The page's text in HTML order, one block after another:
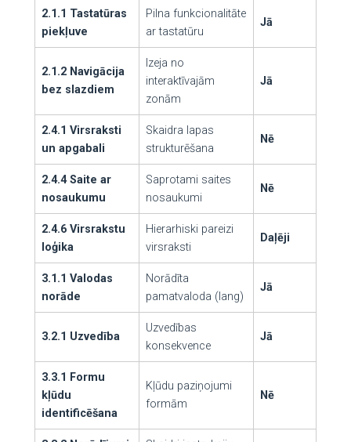
2.1.1 Tastatūras
piekļuve
Pilna funkcionalitāte
ar tastatūru
Jā
2.1.2 Navigācija
bez slazdiem
Izeja no
interaktīvajām
zonām
Jā
2.4.1 Virsraksti
un apgabali
Skaidra lapas
strukturēšana
Nē
2.4.4 Saite ar
nosaukumu
Saprotami saites
nosaukumi
Nē
2.4.6 Virsrakstu
loģika
Hierarhiski pareizi
virsraksti
Daļēji
3.1.1 Valodas
norāde
Norādīta
pamatvaloda (lang)
Jā
3.2.1 Uzvedība
Uzvedības
konsekvence
Jā
3.3.1 Formu
kļūdu
identificēšana
Kļūdu paziņojumi
formām
Nē